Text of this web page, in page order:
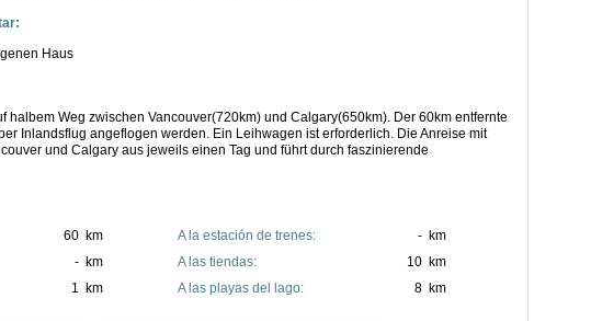
Haus
halbem Weg zwischen Vancouver(720km) und Calgary(650km). Der 60km entfernte
Inlandsflug angeflogen werden. Ein Leihwagen ist erforderlich. Die Anreise mit
und Calgary aus jeweils einen Tag und führt durch faszinierende
60 km - km
A la estación de trenes:
- km
10 km
A las tiendas:
1 km
8 km
A las playas del lago: